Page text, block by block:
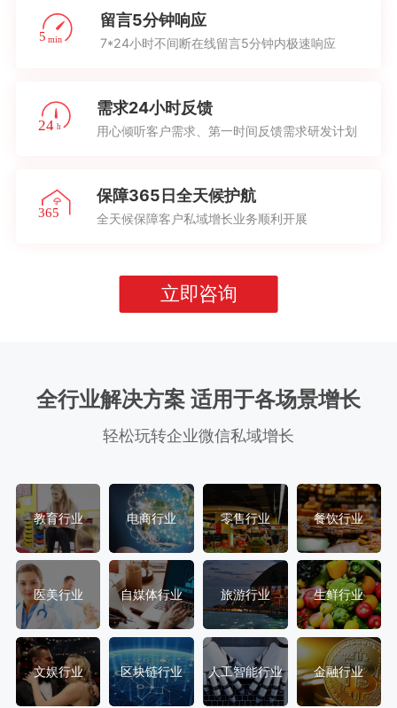
留言5分钟响应
7*24小时不间断在线留言5分钟内极速响应
需求24小时反馈
用心倾听客户需求、第一时间反馈需求研发计划
保障365日全天候护航
全天候保障客户私域增长业务顺利开展
立即咨询
全行业解决方案 适用于各场景增长
轻松玩转企业微信私域增长
教育行业 电商行业 零售行业 餐饮行业
医美行业 自媒体行业 旅游行业 生鲜行业
文娱行业 区块链行业 人工智能行业 金融行业